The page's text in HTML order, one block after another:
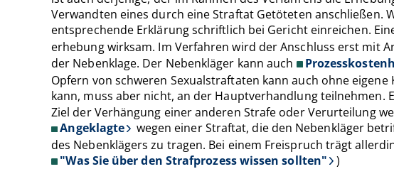
Verwandten eines durch eine Straftat Getöteten anschließen.
entsprechende Erklärung schriftlich bei Gericht einreichen.
erhebung wirksam. Im Verfahren wird der Anschluss erst mit
der Nebenklage. Der Nebenkläger kann auch
Opfern von schweren Sexualstraftaten kann auch ohne
kann, muss aber nicht, an der Hauptverhandlung teilnehmen.
Ziel der Verhängung einer anderen Strafe oder Verurteilung
Angeklagte
wegen einer Straftat, die den Nebenkläger
des Nebenklägers zu tragen. Bei einem Freispruch trägt
"Was Sie über den Strafprozess wissen sollten"
)